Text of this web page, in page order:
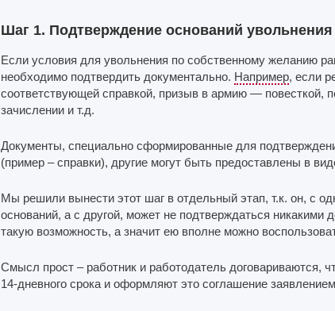
Шаг 1. Подтверждение оснований увольнения
Если условия для увольнения по собственному желанию
необходимо подтвердить документально. Например, если
соответствующей справкой, призыв в армию — повесткой,
зачислении и т.д.
Документы, специально сформированные для
(пример – справки), другие могут быть предоставлены в
Мы решили вынести этот шаг в отдельный этап, т.к. он, с
оснований, а с другой, может не подтверждаться
такую возможность, а значит ею вполне можно
Смысл прост – работник и работодатель договариваются,
14-дневного срока и оформляют это соглашение